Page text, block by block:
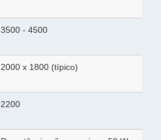
3500 - 4500
2000 x 1800 (típico)
2200